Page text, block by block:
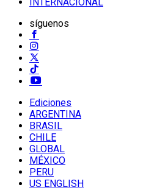
síguenos
Ediciones
ARGENTINA
BRASIL
CHILE
GLOBAL
MÉXICO
PERU
US ENGLISH